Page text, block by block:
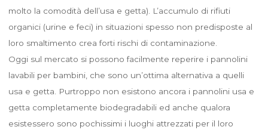
molto la comodità dell’usa e getta). L’accumulo di rifiuti
organici (urine e feci) in situazioni spesso non predisposte al
loro smaltimento crea forti rischi di contaminazione.
Oggi sul mercato si possono facilmente reperire i pannolini
lavabili per bambini, che sono un’ottima alternativa a quelli
usa e getta. Purtroppo non esistono ancora i pannolini usa e
getta completamente biodegradabili ed anche qualora
esistessero sono pochissimi i luoghi attrezzati per il loro